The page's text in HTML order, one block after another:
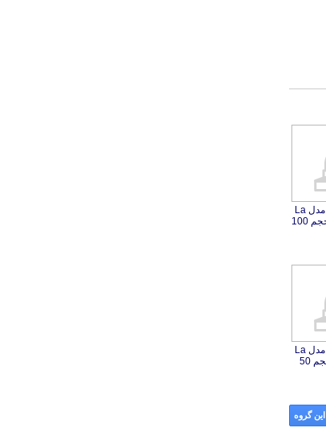
ادو فرش زنانه گرلن مدل La
Petite Robe Noire حجم 100
ادو پرفیوم زنانه پرادا مدل La
Femme Intense حجم 50
گروه